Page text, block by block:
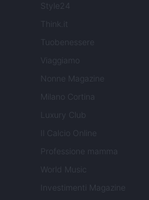
Style24
Think.it
Tuobenessere
Viaggiamo
Nonne Magazine
Milano Cortina
Luxury Club
Il Calcio Online
Professione mamma
World Music
Investimenti Magazine